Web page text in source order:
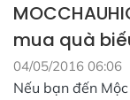
mua quà
04/05/2016 06:06
Nếu bạn đến